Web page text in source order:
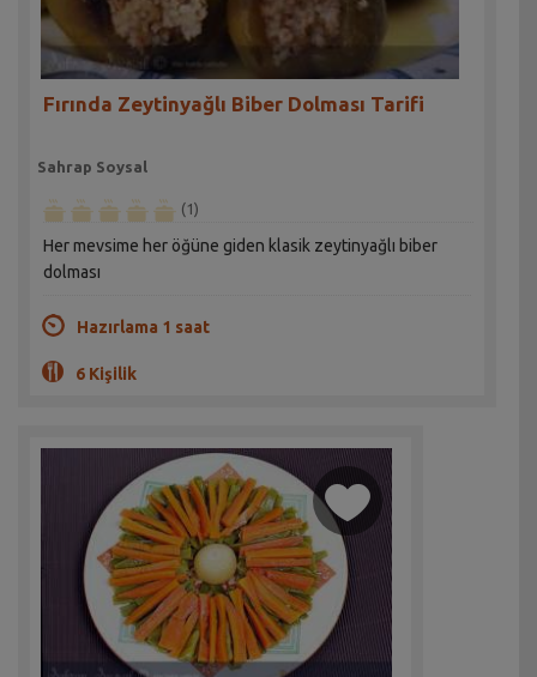
Fırında Zeytinyağlı Biber Dolması Tarifi
Sahrap Soysal
(1)
Her mevsime her öğüne giden klasik zeytinyağlı biber
dolması
Hazırlama 1 saat
6 Kişilik